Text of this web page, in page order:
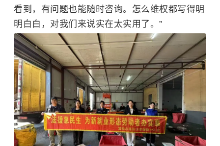
看到，有问题也能随时咨询。怎么维权都写得明
明白白，对我们来说实在太实用了。”